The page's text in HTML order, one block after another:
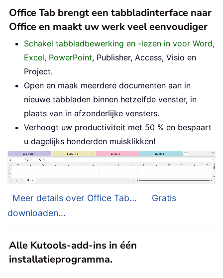
Office Tab brengt een tabbladinterface naar
Office en maakt uw werk veel eenvoudiger
Schakel tabbladbewerking en -lezen in voor Word,
Excel, PowerPoint, Publisher, Access, Visio en
Project.
Open en maak meerdere documenten aan in
nieuwe tabbladen binnen hetzelfde venster, in
plaats van in afzonderlijke vensters.
Verhoogt uw productiviteit met 50 % en bespaart
u dagelijks honderden muisklikken!
Meer details over Office Tab...
Gratis
downloaden...
Alle Kutools-add-ins in één
installatieprogramma.